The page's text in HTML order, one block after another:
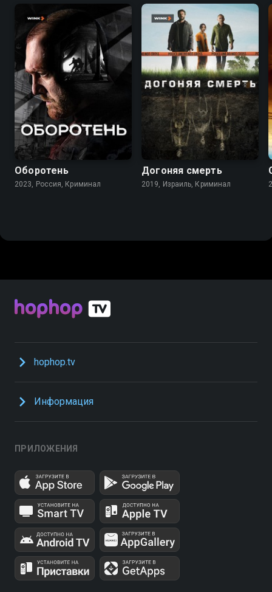
7.3
Оборотень
2023, Россия, Криминал
7.1 6.8
Догоняя смерть
2019, Израиль, Криминал
hophop.tv
Информация
ПРИЛОЖЕНИЯ